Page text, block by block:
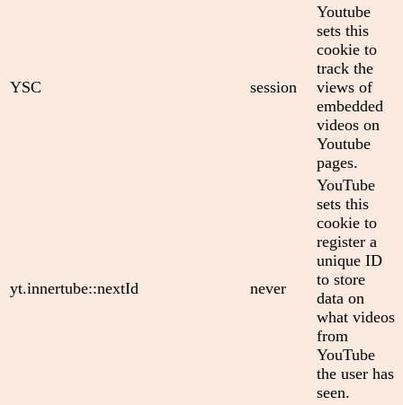
YSC session
Youtube
sets this
cookie to
track the
views of
embedded
videos on
Youtube
pages.
yt.innertube::nextId never
YouTube
sets this
cookie to
register a
unique ID
to store
data on
what videos
from
YouTube
the user has
seen.